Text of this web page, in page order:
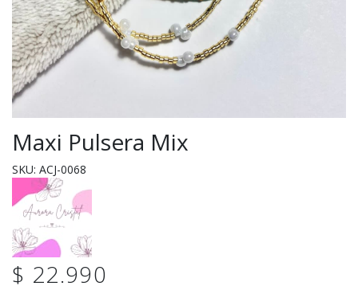
Maxi Pulsera Mix
SKU: ACJ-0068
$ 22.990